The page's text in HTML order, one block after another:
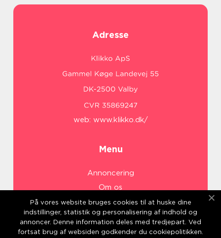
Adresse
web: www.klikko.dk/
Menu
Annoncering
Om os
Cookies
Kontakt os
Sitemap
På vores website bruges cookies til at huske dine
indstillinger, statistik og personalisering af indhold og
annoncer. Denne information deles med tredjepart. Ved
fortsat brug af websiden godkender du cookiepolitikken.